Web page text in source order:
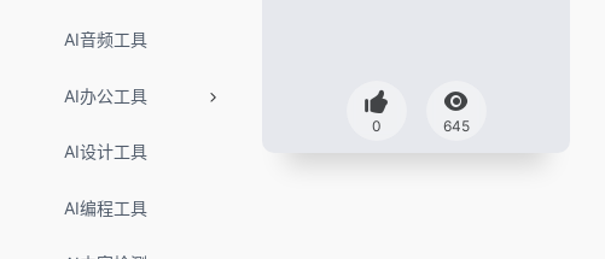
AI音频工具
AI办公工具
AI设计工具
AI编程工具
0 645